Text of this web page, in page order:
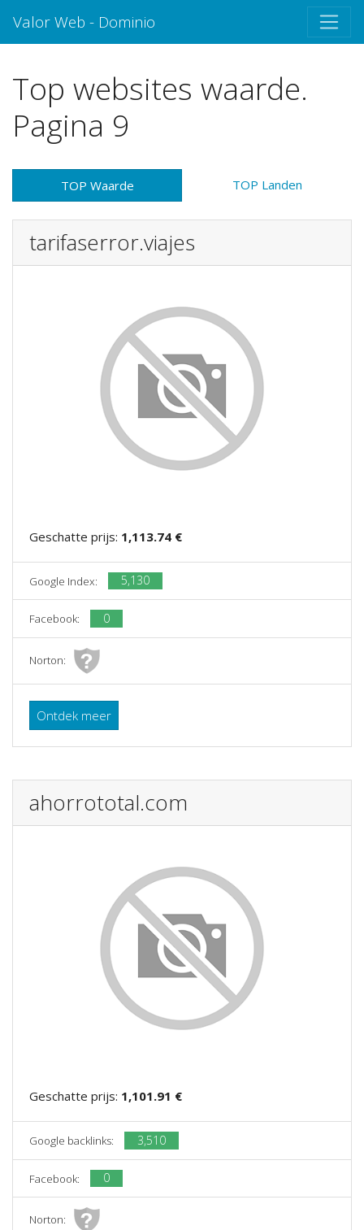
Valor Web - Dominio
Top websites waarde.
Pagina 9
TOP Waarde TOP Landen
tarifaserror.viajes
Geschatte prijs: 1,113.74 €
Google Index: 5,130
Facebook: 0
Norton:
Ontdek meer
ahorrototal.com
Geschatte prijs: 1,101.91 €
Google backlinks: 3,510
Facebook: 0
Norton: